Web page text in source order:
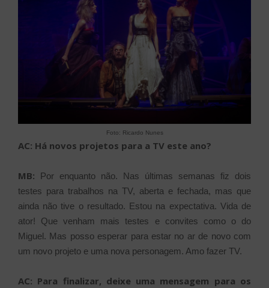
Foto: Ricardo Nunes
AC: Há novos projetos para a TV este ano?
MB: Por enquanto não. Nas últimas semanas fiz dois
testes para trabalhos na TV, aberta e fechada, mas que
ainda não tive o resultado. Estou na expectativa. Vida de
ator! Que venham mais testes e convites como o do
Miguel. Mas posso esperar para estar no ar de novo com
um novo projeto e uma nova personagem. Amo fazer TV.
AC: Para finalizar, deixe uma mensagem para os